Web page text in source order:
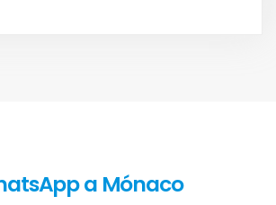
a Mónaco